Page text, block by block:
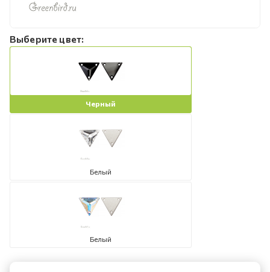
Выберите цвет:
Черный
Белый
Белый